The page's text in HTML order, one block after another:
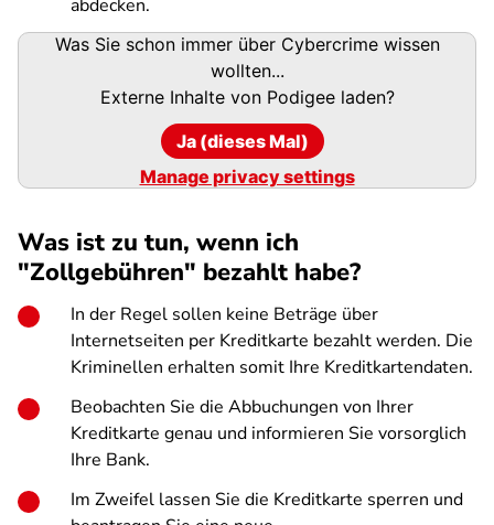
abdecken.
Podigee-Was Sie schon immer über Cybercrime wissen
wollten...
Externe Inhalte von Podigeeladen?
Ja (dieses Mal)
Manage privacy settings
Was ist zu tun, wenn ich
"Zollgebühren" bezahlt habe?
In der Regel sollen keine Beträge über
Internetseiten per Kreditkarte bezahlt werden. Die
Kriminellen erhalten somit Ihre Kreditkartendaten.
Beobachten Sie die Abbuchungen von Ihrer
Kreditkarte genau und informieren Sie vorsorglich
Ihre Bank.
Im Zweifel lassen Sie die Kreditkarte sperren und